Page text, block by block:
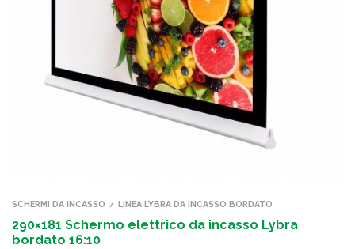
SCHERMI DA INCASSO / LINEA LYBRA DA INCASSO BORDATO
290×181 Schermo elettrico da incasso Lybra
bordato 16:10